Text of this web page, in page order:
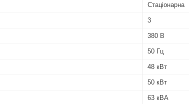
Стаціонарна
3
380 В
50 Гц
48 кВт
50 кВт
63 кВА